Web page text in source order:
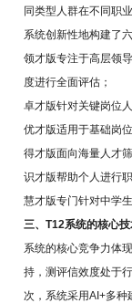
同类型人群在不同职
系统创新性地构建了
领才版专注于高层领
度进行全面评估；
卓才版针对关键岗位
优才版适用于基础岗
得才版面向海量人才
识才版帮助个人进行
慧才版专门针对中学
三、T12系统的核心
系统的核心竞争力体
持，测评信效度处于
次，系统采用AI+多